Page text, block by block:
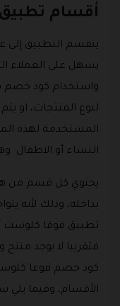
أقسام
ينقسم التطبيق إلى
يسهل على العملاء
واستخدام كود خصم
لنوع المنتجات، او
المستخدمة لهذه
النساء أو الاطفال
يحتوي كل قسم من
بداخله، وذلك لأنه
تطبيق فوقا كلوست أو
فتقريبا لا يوجد
كود خصم فوغا
الأقسام، وفيما يلي